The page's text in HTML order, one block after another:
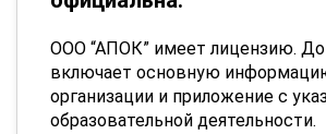
ООО “АПОК” имеет лицензию.
включает основную
организации и приложение с
образовательной деятельности.